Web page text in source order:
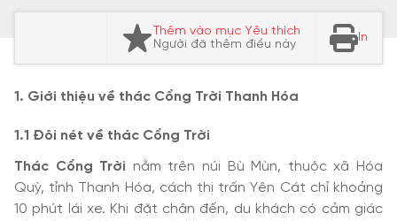
Thêm vào mục Yêu thích
Người đã thêm điều này
In
1. Giới thiệu về thác Cổng Trời Thanh Hóa
1.1 Đôi nét về thác Cổng Trời
Thác Cổng Trời nằm trên núi Bù Mùn, thuộc xã Hóa
Quỳ, tỉnh Thanh Hóa, cách thị trấn Yên Cát chỉ khoảng
10 phút lái xe. Khi đặt chân đến, du khách có cảm giác